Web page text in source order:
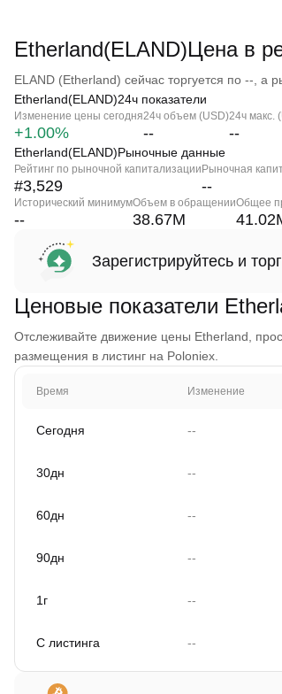
Etherland(ELAND)Цена в
ELAND (Etherland) сейчас торгуется по --, а
Etherland(ELAND)24ч показатели
Изменение цены сегодня
+1.00%
24ч объем (USD)
--
24ч макс.
--
Etherland(ELAND)Рыночные данные
Рейтинг по рыночной капитализации
#3,529
Рыночная
--
Исторический минимум
--
Объем в обращении
38.67M
Общее
Зарегистрируйтесь и
Ценовые показатели
Отслеживайте движение цены Etherland,
размещения в листинг на Poloniex.
Время Изменение
Сегодня --
30дн --
60дн --
90дн --
1г --
С листинга --